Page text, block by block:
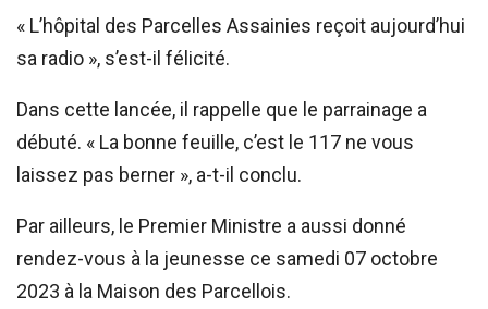
« L’hôpital des Parcelles Assainies reçoit aujourd’hui
sa radio », s’est-il félicité.
Dans cette lancée, il rappelle que le parrainage a
débuté. « La bonne feuille, c’est le 117 ne vous
laissez pas berner », a-t-il conclu.
Par ailleurs, le Premier Ministre a aussi donné
rendez-vous à la jeunesse ce samedi 07 octobre
2023 à la Maison des Parcellois.